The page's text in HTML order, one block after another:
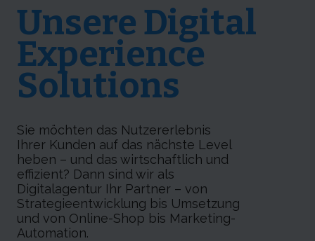
Unsere Digital
Experience
Solutions
Sie möchten das Nutzererlebnis
Ihrer Kunden auf das nächste Level
heben – und das wirtschaftlich und
effizient? Dann sind wir als
Digitalagentur Ihr Partner – von
Strategieentwicklung bis Umsetzung
und von Online-Shop bis Marketing-
Automation.